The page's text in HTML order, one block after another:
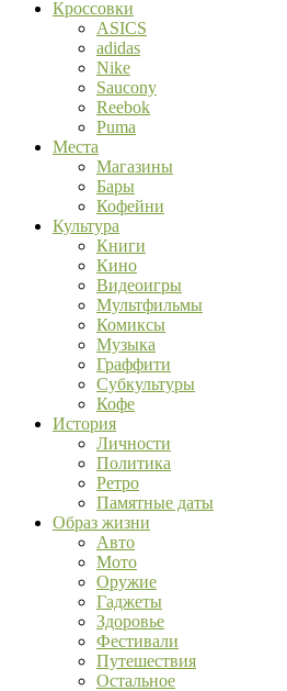
Кроссовки
ASICS
adidas
Nike
Saucony
Reebok
Puma
Места
Магазины
Бары
Кофейни
Культура
Книги
Кино
Видеоигры
Мультфильмы
Комиксы
Музыка
Граффити
Субкультуры
Кофе
История
Личности
Политика
Ретро
Памятные даты
Образ жизни
Авто
Мото
Оружие
Гаджеты
Здоровье
Фестивали
Путешествия
Остальное